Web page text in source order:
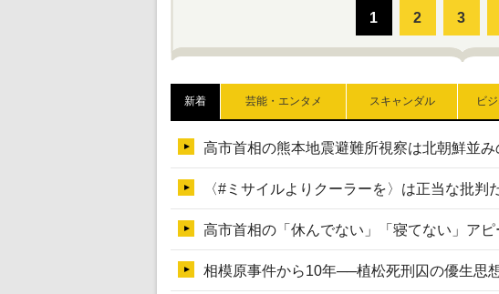
新着 芸能・エンタメ スキャンダル ビ